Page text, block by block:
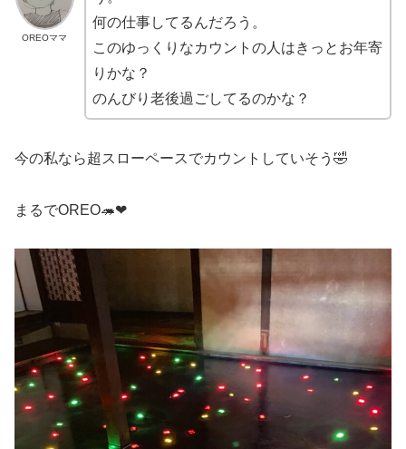
OREOママ
何の仕事してるんだろう。
このゆっくりなカウントの人はきっとお年寄
りかな？
のんびり老後過ごしてるのかな？
今の私なら超スローペースでカウントしていそう🤣
まるでOREO🦔❤